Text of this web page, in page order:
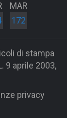
MAR
172
di stampa
9 aprile 2003,
privacy